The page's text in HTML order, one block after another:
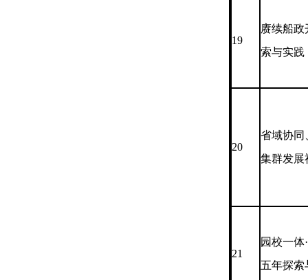
19
赓续船
索与实践
20
省域协同
集群发
21
园校一体
五年探